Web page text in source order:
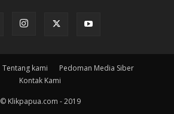
Tentang kami
Pedoman Media Siber
Kontak Kami
© Klikpapua.com - 2019